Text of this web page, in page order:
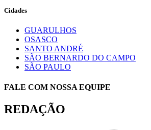
Cidades
GUARULHOS
OSASCO
SANTO ANDRÉ
SÃO BERNARDO DO CAMPO
SÃO PAULO
FALE COM NOSSA EQUIPE
REDAÇÃO